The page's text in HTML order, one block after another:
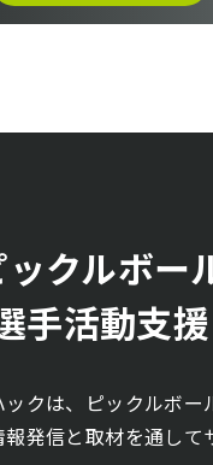
ックルボー
手活動支援
クは、ピックルボー
発信と取材を通して